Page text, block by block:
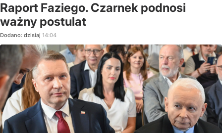
Raport Faziego. Czarnek podnosi
ważny postulat
Dodano: dzisiaj 14:04